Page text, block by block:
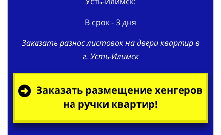
В срок - 3 дня
Заказать разнос листовок на двери квартир в
г. Усть-Илимск
Заказать размещение хенгеров
на ручки квартир!
Подробнее